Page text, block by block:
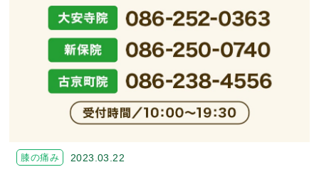
膝の痛み 2023.03.22